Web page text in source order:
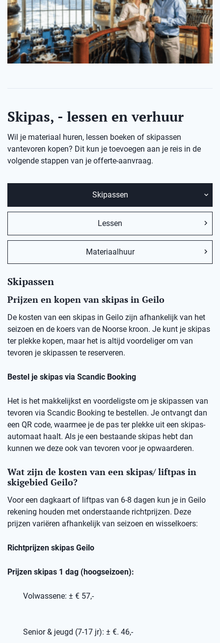
Skipas, - lessen en verhuur
Wil je materiaal huren, lessen boeken of skipassen
vantevoren kopen? Dit kun je toevoegen aan je reis in de
volgende stappen van je offerte-aanvraag.
Skipassen
Lessen
Materiaalhuur
Skipassen
Prijzen en kopen van skipas in Geilo
De kosten van een skipas in Geilo zijn afhankelijk van het
seizoen en de koers van de Noorse kroon. Je kunt je skipas
ter plekke kopen, maar het is altijd voordeliger om van
tevoren je skipassen te reserveren.
Bestel je skipas via Scandic Booking
Het is het makkelijkst en voordeligste om je skipassen van
tevoren via Scandic Booking te bestellen. Je ontvangt dan
een QR code, waarmee je de pas ter plekke uit een skipas-
automaat haalt. Als je een bestaande skipas hebt dan
kunnen we deze ook van tevoren voor je opwaarderen.
Wat zijn de kosten van een skipas/ liftpas in
skigebied Geilo?
Voor een dagkaart of liftpas van 6-8 dagen kun je in Geilo
rekening houden met onderstaande richtprijzen. Deze
prijzen variëren afhankelijk van seizoen en wisselkoers:
Richtprijzen skipas Geilo
Prijzen skipas 1 dag (hoogseizoen):
Volwassene: ± € 57,-
Senior & jeugd (7-17 jr): ± €. 46,-